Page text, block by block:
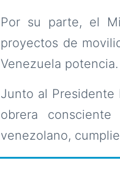
Por su parte, el
proyectos de
Venezuela potencia.
Junto al Presidente
obrera
venezolano,